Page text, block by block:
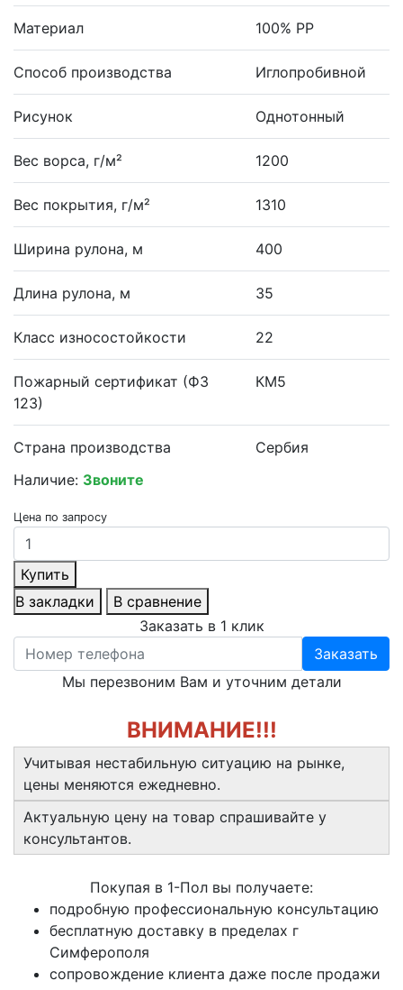
Материал 100% PP
Способ производства Иглопробивной
Рисунок Однотонный
Вес ворса, г/м² 1200
Вес покрытия, г/м² 1310
Ширина рулона, м 400
Длина рулона, м 35
Класс износостойкости 22
Пожарный сертификат (ФЗ
123)
КМ5
Страна производства
Сербия
Наличие: Звоните
Цена по запросу
Купить
В закладки
В сравнение
Заказать в 1 клик
Заказать
Мы перезвоним Вам и уточним детали
ВНИМАНИЕ!!!
Учитывая нестабильную ситуацию на рынке,
цены меняются ежедневно.
Актуальную цену на товар спрашивайте у
консультантов.
Покупая в 1-Пол вы получаете:
подробную профессиональную консультацию
бесплатную доставку в пределах г
Симферополя
сопровождение клиента даже после продажи